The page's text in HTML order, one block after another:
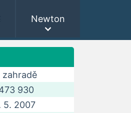
Newton
zahradě
930
5. 2007